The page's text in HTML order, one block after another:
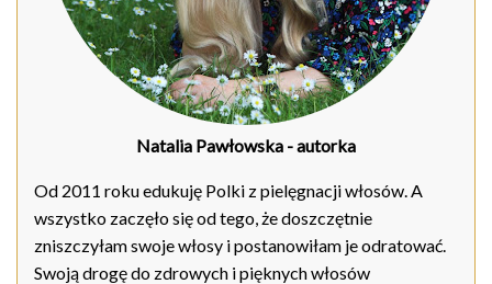
Natalia Pawłowska - autorka
Od 2011 roku edukuję Polki z pielęgnacji włosów. A
wszystko zaczęło się od tego, że doszczętnie
zniszczyłam swoje włosy i postanowiłam je odratować.
Swoją drogę do zdrowych i pięknych włosów